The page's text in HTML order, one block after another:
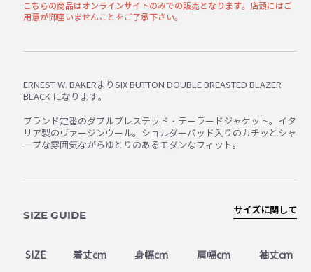
こちらの商品はオンラインサイトのみでの販売となります。店頭にはご
用意が御座いませんことをご了承下さい。
ERNEST W. BAKERよりSIX BUTTON DOUBLE BREASTED BLAZER
BLACK になります。
ブランド定番のダブルブレステッド・テーラードジャケット。イタ
リア製のヴァージンウール。ショルダーパッド入りのカチッとシャ
ープな雰囲気ながらゆとりのあるモダンなフィット。
SIZE GUIDE
SIZE 着丈cm 身幅cm 肩幅cm 袖丈cm
サイズに関して